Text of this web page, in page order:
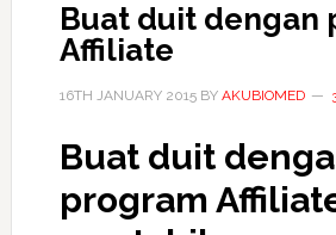
Buat duit dengan
Affiliate
16TH JANUARY 2015BY AKUBIOMED
Buat duit
program